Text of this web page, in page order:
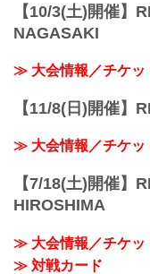
【10/3(土)開催】
NAGASAKI
≫ 大会情報／チケッ
【11/8(日)開催】
≫ 大会情報／チケッ
【7/18(土)開催】
HIROSHIMA
≫ 大会情報／チケッ
≫ 対戦カード